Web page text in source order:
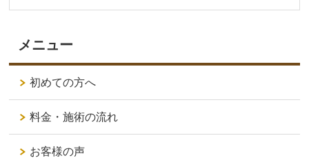
メニュー
初めての方へ
料金・施術の流れ
お客様の声